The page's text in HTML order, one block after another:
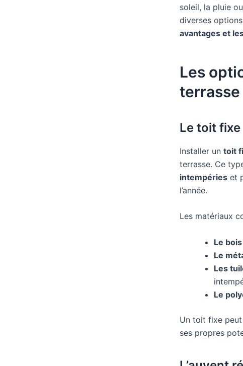
soleil, la pluie
diverses
avantages et
Les
terrasse
Le toit fixe
Installer un toit
terrasse. Ce
intempéries et
l’année.
Les matériaux
Le bois
Le
Les
Le
Un toit fixe
ses propres